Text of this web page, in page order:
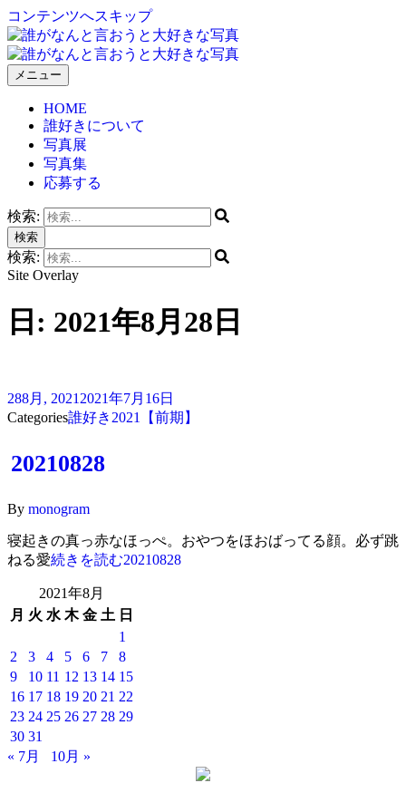
コンテンツへスキップ
誰がなんと言おうと大好きな写真
メニュー
HOME
誰好きについて
写真展
写真集
応募する
検索:
検索
検索:
Site Overlay
日: 2021年8月28日
288月, 2021 2021年7月16日
Categories誰好き2021【前期】
20210828
By monogram
寝起きの真っ赤なほっぺ。おやつをほおばってる顔。必ず跳
ねる愛続きを読む20210828
2021年8月
月 火 水 木 金 土 日
1
2
3 4 5 6 7
8
9
10 11 12 13 14 15
16 17 18 19 20 21 22
23 24 25 26 27 28 29
30 31
« 7月
10月 »